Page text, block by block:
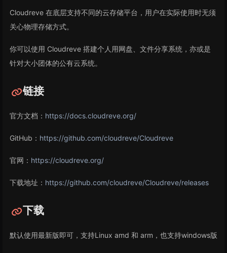
Cloudreve 在底层支持不同的云存储平台，用户在实际使用时无须
关心物理存储方式。
你可以使用 Cloudreve 搭建个人用网盘、文件分享系统，亦或是
针对大小团体的公有云系统。
链接
官方文档： https://docs.cloudreve.org/
GitHub： https://github.com/cloudreve/Cloudreve
官网： https://cloudreve.org/
下载地址： https://github.com/cloudreve/Cloudreve/releases
下载
默认使用最新版即可，支持Linux amd 和 arm，也支持windows版